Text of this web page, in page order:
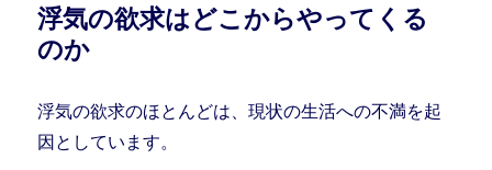
浮気の欲求はどこからやってくる
のか
浮気の欲求のほとんどは、現状の生活への不満を起
因としています。